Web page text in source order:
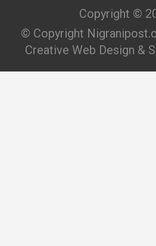
Copyright ©
© Copyright
Creative Web Design &